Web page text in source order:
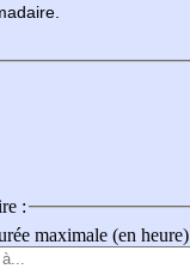
:
maximale (en heure)